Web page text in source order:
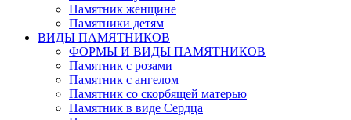
Памятник женщине
Памятники детям
ВИДЫ ПАМЯТНИКОВ
ФОРМЫ И ВИДЫ ПАМЯТНИКОВ
Памятник с розами
Памятник с ангелом
Памятник со скорбящей матерью
Памятник в виде Сердца